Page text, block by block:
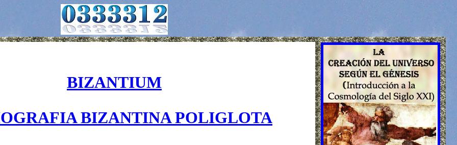
BIZANTIUM
BIZANTINA POLIGLOTA